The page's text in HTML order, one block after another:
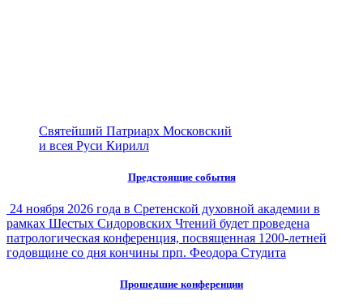
Святейший Патриарх Московский
и всея Руси Кирилл
Предстоящие события
24 ноября 2026 года в Сретенской духовной академии в
рамках Шестых Сидоровских Чтений будет проведена
патрологическая конференция, посвященная 1200-летней
годовщине со дня кончины прп. Феодора Студита
Прошедшие конференции